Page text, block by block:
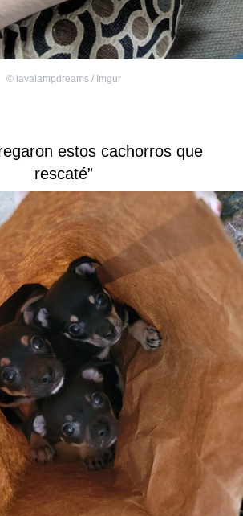
© lavalampdreams / Imgur
estos cachorros que
rescaté”